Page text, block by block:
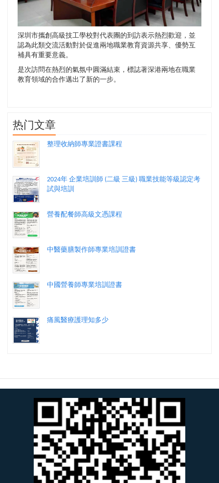
深圳市攜創高級技工學校對代表團的到訪表示熱烈歡迎，並
認為此類交流活動對於促進兩地職業教育資源共享、優勢互
補具有重要意義。
是次訪問在熱烈的氣氛中圓滿結束，標誌著深港兩地在職業
教育領域的合作邁出了新的一步。
热门文章
整理收納師專業證書課程
2024年 企業培訓師 (二級 三級) 職業技能等級認定考
試與培訓
營養配餐師高級文憑課程
中醫藥膳製作師專業培訓證書
中國營養師專業培訓證書
痛風醫療護理知多少